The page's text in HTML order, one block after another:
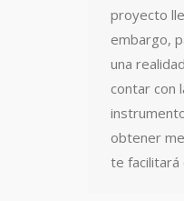
proyecto
embargo,
una
contar con
obtener
te